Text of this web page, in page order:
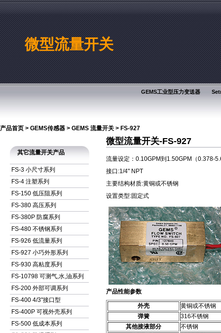
微型流量开关
GEMS工业型压力变送器
产品首页 > GEMS传感器 > GEMS 流量开关 > FS-927
其它流量开关产品
FS-3 小尺寸系列
FS-4 注塑系列
FS-150 低压阻系列
FS-380 高压系列
FS-380P 防腐系列
FS-480 不锈钢系列
FS-926 低流量系列
FS-927 小巧外形系列
FS-930 高粘度系列
FS-10798 可测气,水,油系列
FS-200 外部可调系列
FS-400 4/3"接口型
FS-400P 可视外壳系列
FS-500 低成本系列
微型流量开关-FS-927
流量设定：0.10GPM到1.50GPM（0.378-
接口:1/4" NPT
主要结构材质:黄铜或不锈钢
设置类型:固定式
产品性能参数
外壳
黄铜或不锈钢
弹簧
316不锈钢
其他接液部分
不锈钢